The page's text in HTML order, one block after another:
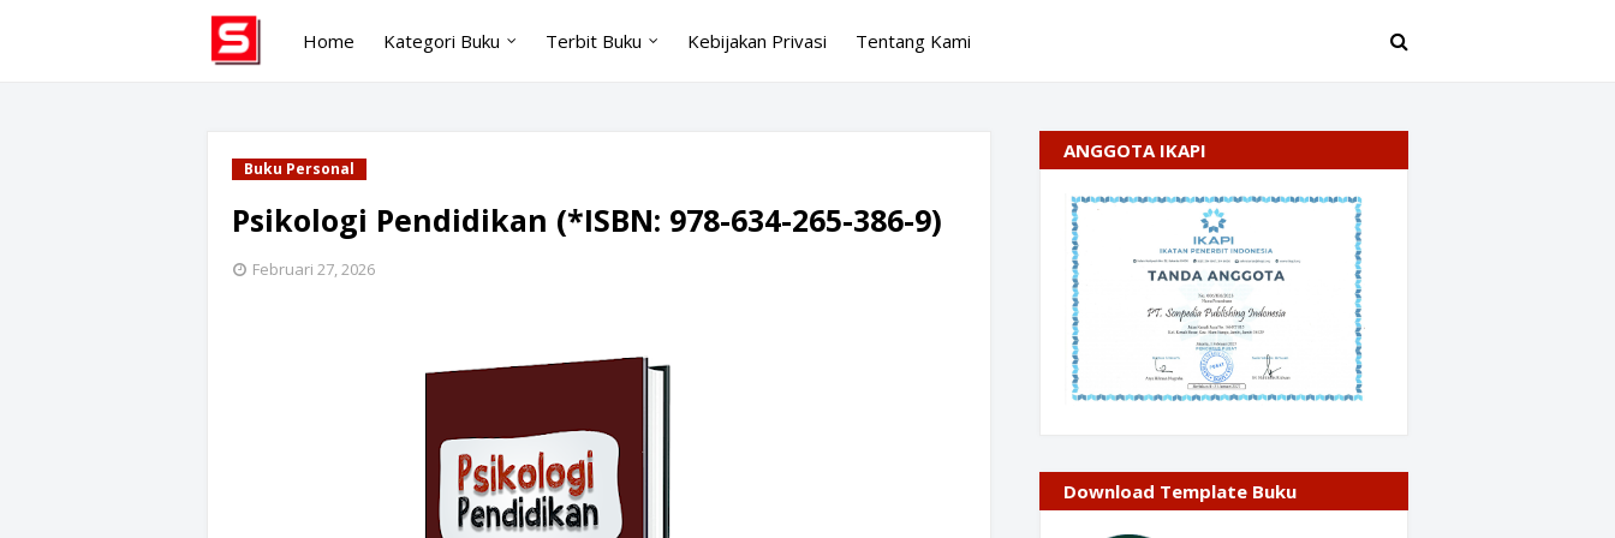
Home Kategori Buku Terbit Buku Kebijakan Privasi Tentang Kami
Buku Personal
Psikologi Pendidikan (*ISBN: 978-634-265-386-9)
Februari 27, 2026
ANGGOTA IKAPI
Download Template Buku